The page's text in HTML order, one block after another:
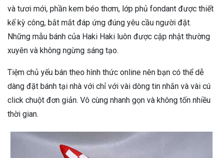
và tươi mới, phần kem béo thơm, lớp phủ fondant được thiết
kế kỳ công, bắt mắt đáp ứng đúng yêu cầu người đặt.
Những mẫu bánh của Haki Haki luôn được cập nhật thường
xuyên và không ngừng sáng tạo.
Tiệm chủ yếu bán theo hình thức online nên bạn có thể dễ
dàng đặt bánh tại nhà với chỉ với vài dòng tin nhắn và vài cú
click chuột đơn giản. Vô cùng nhanh gọn và không tốn nhiều
thời gian.